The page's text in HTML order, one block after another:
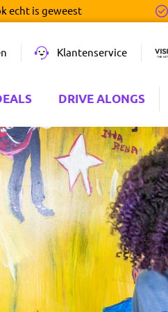
echt is geweest
Klantenservice
DRIVE ALONGS